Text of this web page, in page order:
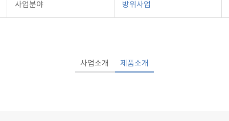
사업분야 방위사업
사업소개 제품소개